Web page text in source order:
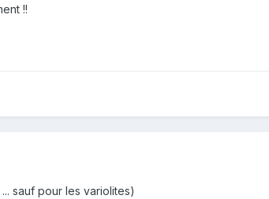
!!
sauf pour les variolites)